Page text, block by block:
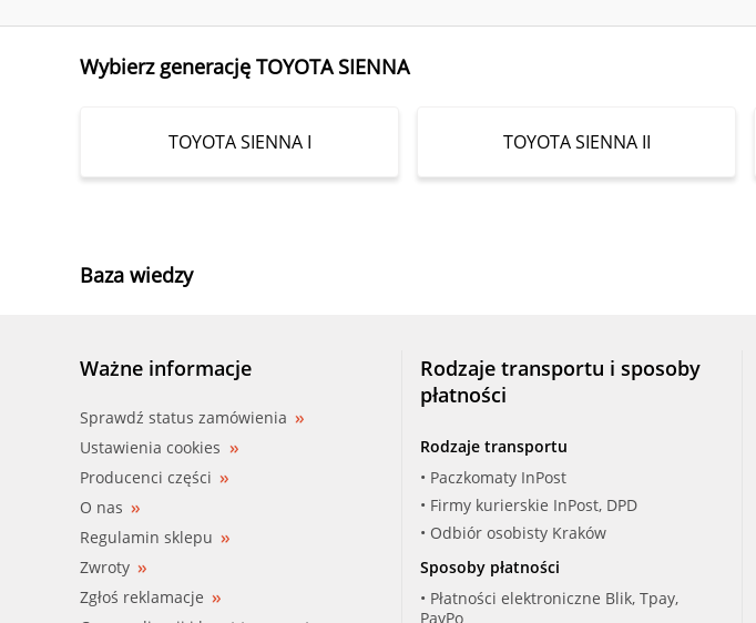
Wybierz generację TOYOTA SIENNA
TOYOTA SIENNA I TOYOTA SIENNA II
Baza wiedzy
Ważne informacje
Sprawdź status zamówienia
Ustawienia cookies
Producenci części
O nas
Regulamin sklepu
Zwroty
Zgłoś reklamacje
Rodzaje transportu i sposoby
płatności
Rodzaje transportu
• Paczkomaty InPost
• Firmy kurierskie InPost, DPD
• Odbiór osobisty Kraków
Sposoby płatności
• Płatności elektroniczne Blik, Tpay,
PayPo